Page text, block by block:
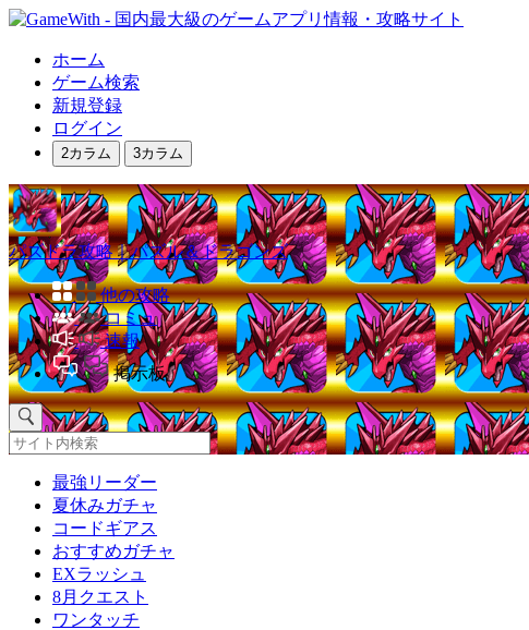
ホーム
ゲーム検索
新規登録
ログイン
2カラム 3カラム
パズドラ攻略｜パズル＆ドラゴンズ
他の攻略
コミュ
速報
掲示板
最強リーダー
夏休みガチャ
コードギアス
おすすめガチャ
EXラッシュ
8月クエスト
ワンタッチ